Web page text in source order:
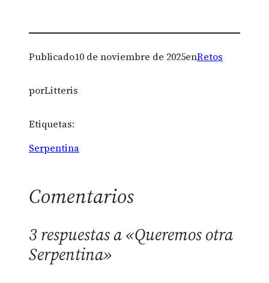
Publicado10 de noviembre de 2025enRetos
porLitteris
Etiquetas:
Serpentina
Comentarios
3 respuestas a «Queremos otra
Serpentina»